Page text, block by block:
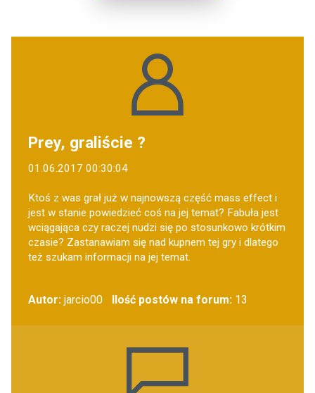
Prey, graliście ?
01.06.2017 00:30:04
Ktoś z was grał już w najnowszą część mass effect i
jest w stanie powiedzieć coś na jej temat? Fabuła jest
wciągająca czy raczej nudzi się po stosunkowo krótkim
czasie? Zastanawiam się nad kupnem tej gry i dlatego
też szukam informacji na jej temat.
Autor: jarcio00 Ilość postów na forum:13